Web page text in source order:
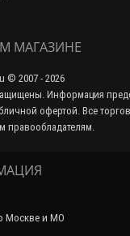
МАГАЗИНЕ
© 2007 - 2026
Информация
офертой. Все
правообладателям.
Москве и МО